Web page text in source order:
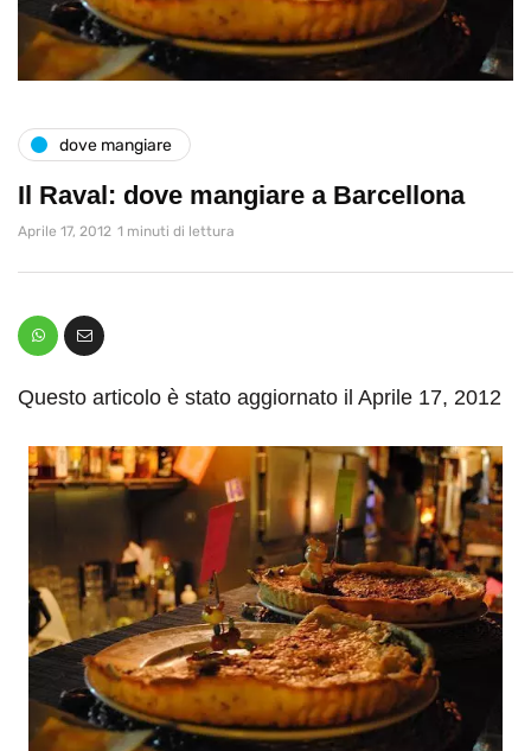
dove mangiare
Il Raval: dove mangiare a Barcellona
Aprile 17, 2012 1 minuti di lettura
Questo articolo è stato aggiornato il Aprile 17, 2012